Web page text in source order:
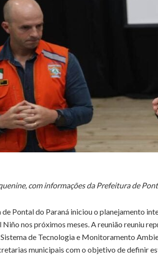
com informações da Prefeitura de
Pontal do Paraná iniciou o planejamento
Niño nos próximos meses. A reunião reuniu
de Tecnologia e Monitoramento
municipais com o objetivo de definir